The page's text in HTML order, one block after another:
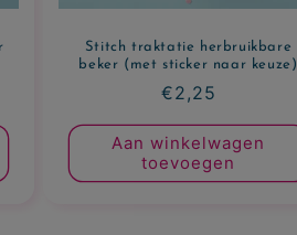
Stitch traktatie herbruikbare
beker (met sticker naar keuze)
Normale
prijs
€2,25
Aan winkelwagen
toevoegen